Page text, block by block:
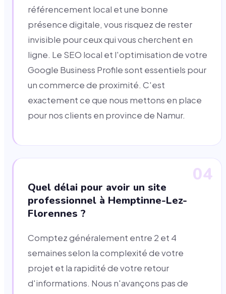
référencement local et une bonne
présence digitale, vous risquez de rester
invisible pour ceux qui vous cherchent en
ligne. Le SEO local et l'optimisation de votre
Google Business Profile sont essentiels pour
un commerce de proximité. C'est
exactement ce que nous mettons en place
pour nos clients en province de Namur.
04
Quel délai pour avoir un site
professionnel à Hemptinne-Lez-
Florennes ?
Comptez généralement entre 2 et 4
semaines selon la complexité de votre
projet et la rapidité de votre retour
d'informations. Nous n'avançons pas de